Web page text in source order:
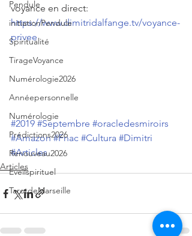
Pendule
initiationPendule
Spiritualité
TirageVoyance
Numérologie2026
Annéepersonnelle
Numérologie
Prédictions2026
Renouveau2026
Eveilspirituel
TarotdeMarseille
voyance en direct:
https://www.dimitridalfange.tv/voyance-
privee
#2019 #Septembre #oracledesmiroirs
#Amazon #Fnac #Cultura #Dimitri
#Articles
Articles